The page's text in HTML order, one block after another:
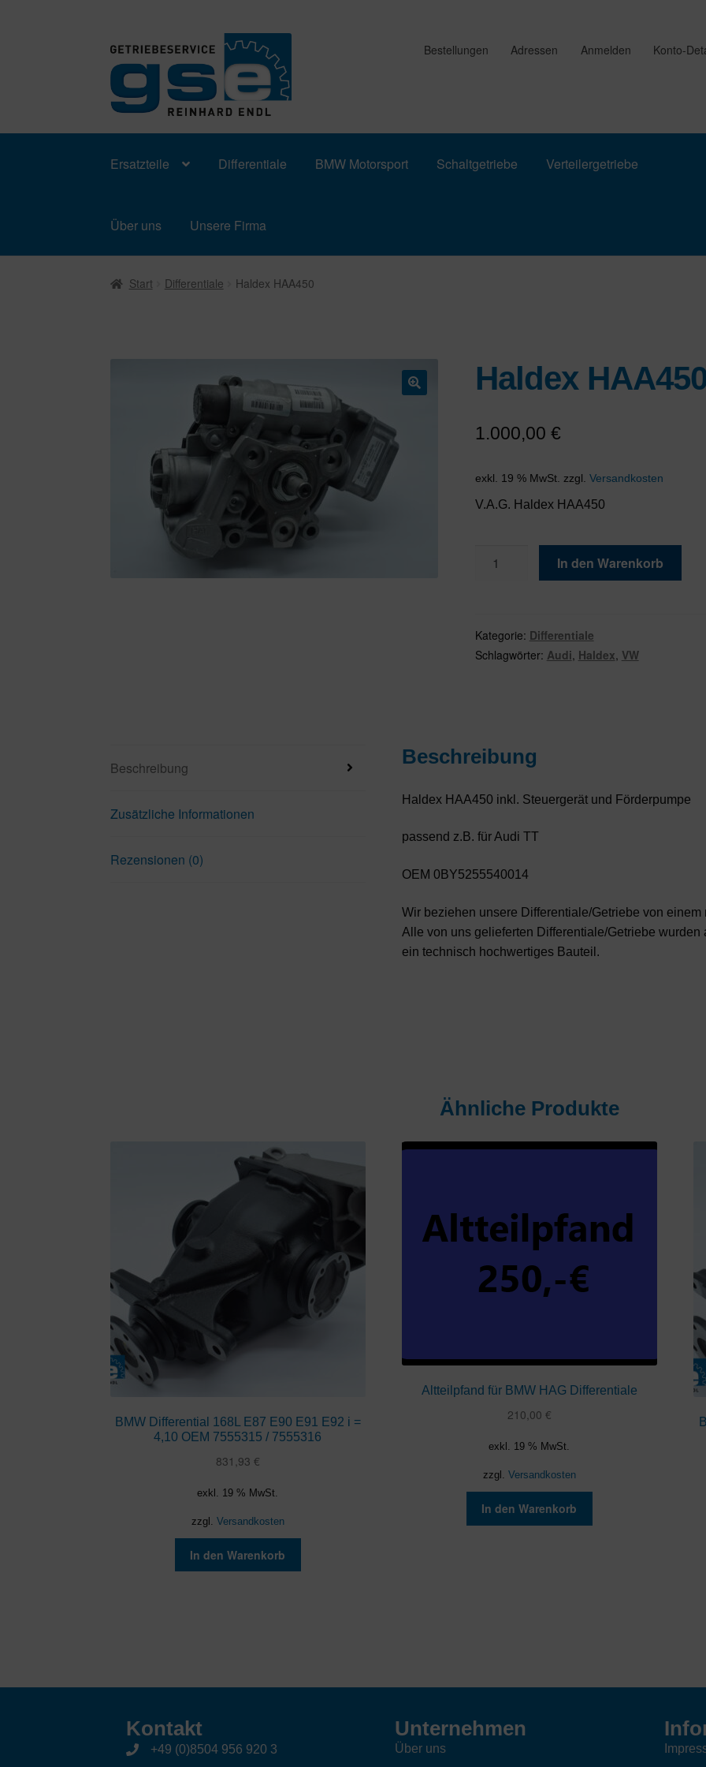
Zur
Navigation
springen
Zum
Inhalt
springen
Bestellungen Adressen Anmelden Konto-
Ersatzteile Differentiale BMW Motorsport Schaltgetriebe Verteilergetriebe
Über uns Unsere Firma
Start Differentiale Haldex HAA450
Haldex
1.000,00 €
exkl. 19 % MwSt. zzgl. Versandkosten
V.A.G. Haldex HAA450
HAA450
In den Warenkorb
Kategorie: Differentiale
Schlagwörter: Audi, Haldex, VW
Beschreibung
Zusätzliche Informationen
Rezensionen (0)
Beschreibung
Haldex HAA450 inkl. Steuergerät und Förderpumpe
passend z.B. für Audi TT
OEM 0BY5255540014
Wir beziehen unsere Differentiale/Getriebe von
Alle von uns gelieferten Differentiale/Getriebe
ein technisch hochwertiges Bauteil.
Ähnliche Produkte
BMW Differential 168L E87 E90 E91 E92 i =
4,10 OEM 7555315 / 7555316
831,93 €
exkl. 19 % MwSt.
zzgl. Versandkosten
In den Warenkorb
Altteilpfand für BMW HAG Differentiale
210,00 €
exkl. 19 % MwSt.
zzgl. Versandkosten
In den Warenkorb
Kontakt
+49 (0)8504 956 920 3
Unternehmen
Über uns